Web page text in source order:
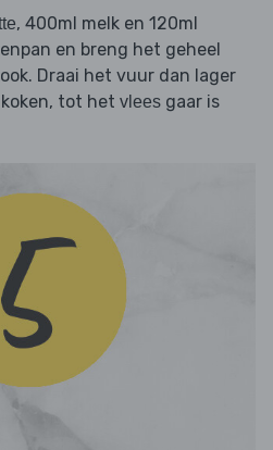
, 400ml melk en 120ml
en breng het geheel
Draai het vuur dan lager
tot het vlees gaar is